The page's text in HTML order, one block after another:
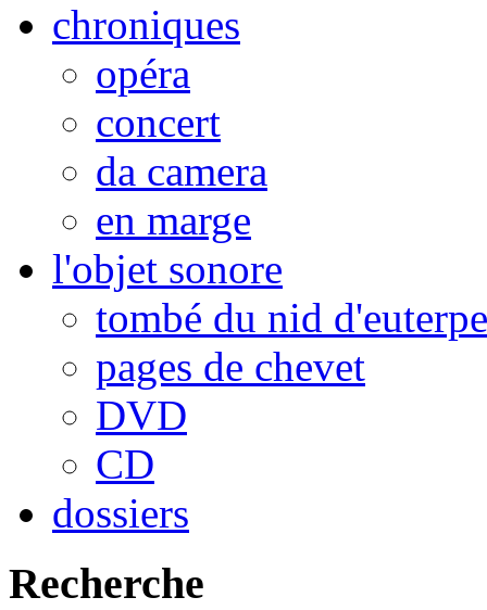
chroniques
opéra
concert
da camera
en marge
l'objet sonore
tombé du nid d'euterpe
pages de chevet
DVD
CD
dossiers
Recherche